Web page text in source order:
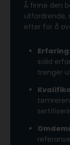
Å finne den
utfordrende,
etter for å
solid
trenger